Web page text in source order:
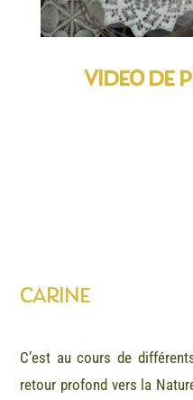
VIDEO DE
CARINE
C’est au cours de
retour profond vers la